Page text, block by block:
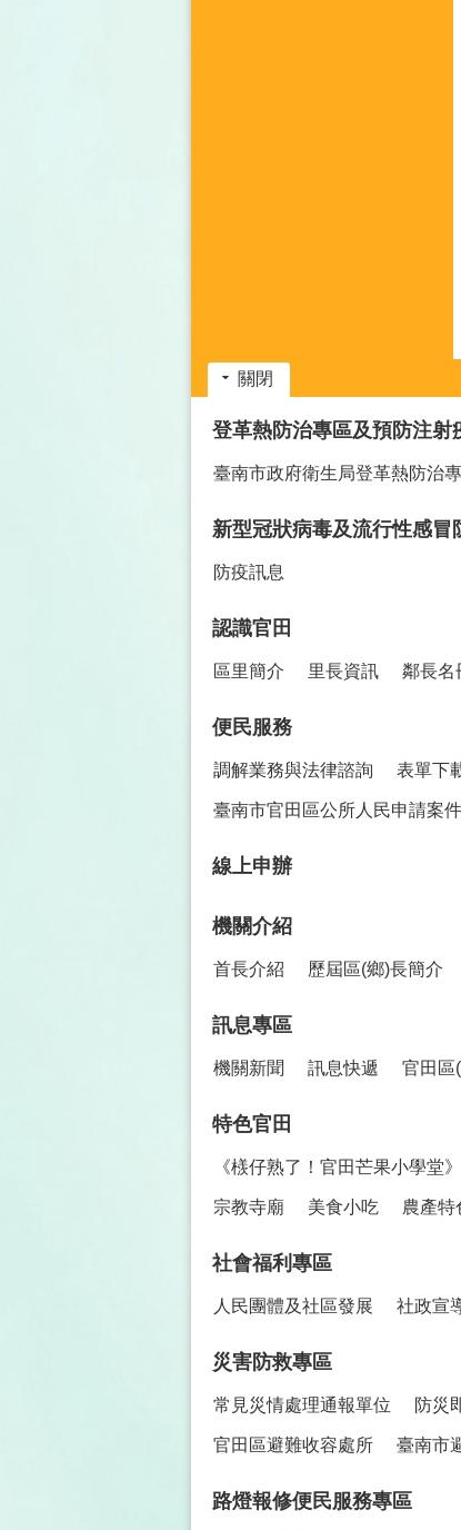
關閉
登革熱防治專區及預防注射
臺南市政府衛生局登革熱防治
新型冠狀病毒及流行性感冒
防疫訊息
認識官田
區里簡介 里長資訊 鄰長名
便民服務
調解業務與法律諮詢 表單下
臺南市官田區公所人民申請案
線上申辦
機關介紹
首長介紹 歷屆區(鄉)長簡介
訊息專區
機關新聞 訊息快遞 官田區
特色官田
《檨仔熟了！官田芒果小學堂》
宗教寺廟 美食小吃 農產特
社會福利專區
人民團體及社區發展 社政宣
災害防救專區
常見災情處理通報單位 防災
官田區避難收容處所 臺南市
路燈報修便民服務專區